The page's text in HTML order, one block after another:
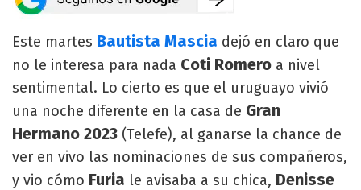
Este martes Bautista Mascia dejó en claro que
no le interesa para nada Coti Romero a nivel
sentimental. Lo cierto es que el uruguayo vivió
una noche diferente en la casa de Gran
Hermano 2023 (Telefe), al ganarse la chance de
ver en vivo las nominaciones de sus compañeros,
y vio cómo Furia le avisaba a su chica, Denisse